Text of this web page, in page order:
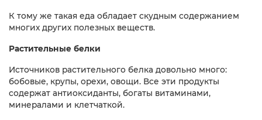
К тому же такая еда обладает скудным содержанием
многих других полезных веществ.
Растительные белки
Источников растительного белка довольно много:
бобовые, крупы, орехи, овощи. Все эти продукты
содержат антиоксиданты, богаты витаминами,
минералами и клетчаткой.